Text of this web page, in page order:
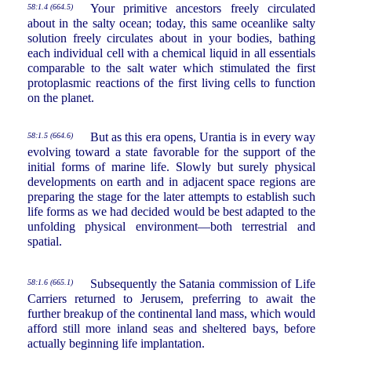
58:1.4 (664.5)
Your primitive ancestors freely circulated
about in the salty ocean; today, this same oceanlike salty
solution freely circulates about in your bodies, bathing
each individual cell with a chemical liquid in all essentials
comparable to the salt water which stimulated the first
protoplasmic reactions of the first living cells to function
on the planet.
58:1.5 (664.6)
But as this era opens, Urantia is in every way
evolving toward a state favorable for the support of the
initial forms of marine life. Slowly but surely physical
developments on earth and in adjacent space regions are
preparing the stage for the later attempts to establish such
life forms as we had decided would be best adapted to the
unfolding physical environment—both terrestrial and
spatial.
58:1.6 (665.1)
Subsequently the Satania commission of Life
Carriers returned to Jerusem, preferring to await the
further breakup of the continental land mass, which would
afford still more inland seas and sheltered bays, before
actually beginning life implantation.